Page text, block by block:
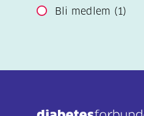
Bli medlem (1)